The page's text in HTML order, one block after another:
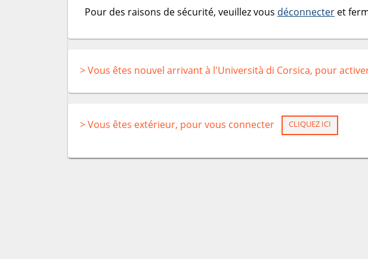
Pour des raisons de sécurité, veuillez vous déconnecter et
> Vous êtes nouvel arrivant à l'Università di Corsica, pour
> Vous êtes extérieur, pour vous connecter CLIQUEZ ICI